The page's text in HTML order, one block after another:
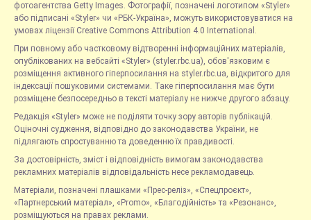
фотоагентства Getty Images. Фотографії, позначені логотипом «Styler»
або підписані «Styler» чи «РБК-Україна», можуть використовуватися на
умовах ліцензії Creative Commons Attribution 4.0 International.
При повному або частковому відтворенні інформаційних матеріалів,
опублікованих на вебсайті «Styler» (styler.rbc.ua), обов'язковим є
розміщення активного гіперпосилання на styler.rbc.ua, відкритого для
індексації пошуковими системами. Таке гіперпосилання має бути
розміщене безпосередньо в тексті матеріалу не нижче другого абзацу.
Редакція «Styler» може не поділяти точку зору авторів публікацій.
Оціночні судження, відповідно до законодавства України, не
підлягають спростуванню та доведенню їх правдивості.
За достовірність, зміст і відповідність вимогам законодавства
рекламних матеріалів відповідальність несе рекламодавець.
Матеріали, позначені плашками «Прес-реліз», «Спецпроєкт»,
«Партнерський матеріал», «Promo», «Благодійність» та «Резонанс»,
розміщуються на правах реклами.